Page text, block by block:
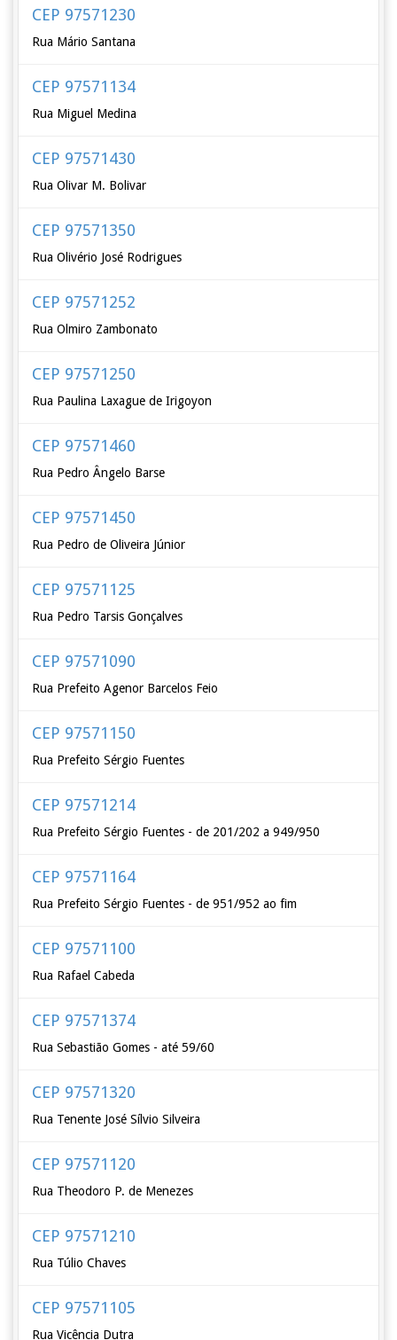
CEP 97571230
Rua Mário Santana
CEP 97571134
Rua Miguel Medina
CEP 97571430
Rua Olivar M. Bolivar
CEP 97571350
Rua Olivério José Rodrigues
CEP 97571252
Rua Olmiro Zambonato
CEP 97571250
Rua Paulina Laxague de Irigoyon
CEP 97571460
Rua Pedro Ângelo Barse
CEP 97571450
Rua Pedro de Oliveira Júnior
CEP 97571125
Rua Pedro Tarsis Gonçalves
CEP 97571090
Rua Prefeito Agenor Barcelos Feio
CEP 97571150
Rua Prefeito Sérgio Fuentes
CEP 97571214
Rua Prefeito Sérgio Fuentes - de 201/202 a 949/950
CEP 97571164
Rua Prefeito Sérgio Fuentes - de 951/952 ao fim
CEP 97571100
Rua Rafael Cabeda
CEP 97571374
Rua Sebastião Gomes - até 59/60
CEP 97571320
Rua Tenente José Sílvio Silveira
CEP 97571120
Rua Theodoro P. de Menezes
CEP 97571210
Rua Túlio Chaves
CEP 97571105
Rua Vicência Dutra